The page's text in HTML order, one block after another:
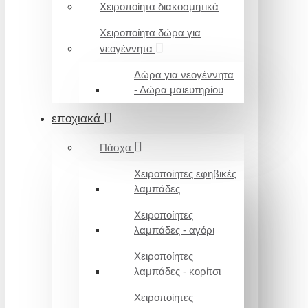
Χειροποίητα διακοσμητικά
Χειροποίητα δώρα για
νεογέννητα
Δώρα για νεογέννητα
- Δώρα μαιευτηρίου
εποχιακά
Πάσχα
Χειροποίητες εφηβικές
λαμπάδες
Χειροποίητες
λαμπάδες - αγόρι
Χειροποίητες
λαμπάδες - κορίτσι
Χειροποίητες